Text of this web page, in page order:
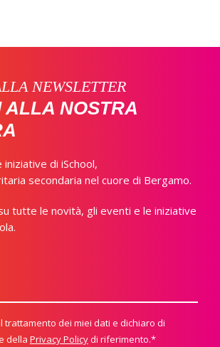
NEWSLETTER
ALLA NOSTRA
di iSchool,
secondaria nel cuore di Bergamo.
tutte le novità, gli eventi e le iniziative
trattamento dei miei dati e dichiaro di
della Privacy Policydi riferimento.*